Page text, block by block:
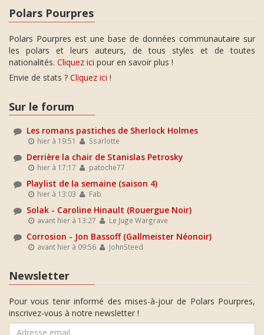
Polars Pourpres
Polars Pourpres est une base de données communautaire sur
les polars et leurs auteurs, de tous styles et de toutes
nationalités. Cliquez ici pour en savoir plus !
Envie de stats ? Cliquez ici !
Sur le forum
Les romans pastiches de Sherlock Holmes
hier à 19:51 Ssarlotte
Derrière la chair de Stanislas Petrosky
hier à 17:17 patoche77
Playlist de la semaine (saison 4)
hier à 13:03 Fab
Solak - Caroline Hinault (Rouergue Noir)
avant hier à 13:27 Le Juge Wargrave
Corrosion - Jon Bassoff (Gallmeister Néonoir)
avant hier à 09:56 JohnSteed
Newsletter
Pour vous tenir informé des mises-à-jour de Polars Pourpres,
inscrivez-vous à notre newsletter !